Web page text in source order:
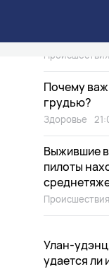
Происшествия
Почему
грудью?
Здоровье
Выжившие
пилоты
Происшествия
Улан-
удается ли